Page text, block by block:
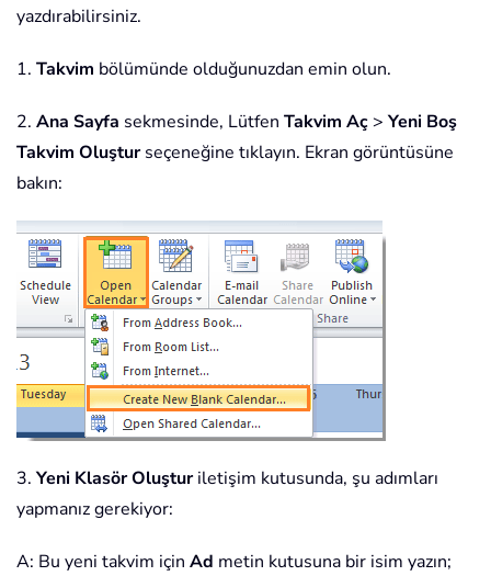
yazdırabilirsiniz.
1. Takvim bölümünde olduğunuzdan emin olun.
2. Ana Sayfa sekmesinde, Lütfen Takvim Aç > Yeni Boş
Takvim Oluşturseçeneğine tıklayın. Ekran görüntüsüne
bakın:
3. Yeni Klasör Oluşturiletişim kutusunda, şu adımları
yapmanız gerekiyor:
A: Bu yeni takvim için Ad metin kutusuna bir isim yazın;